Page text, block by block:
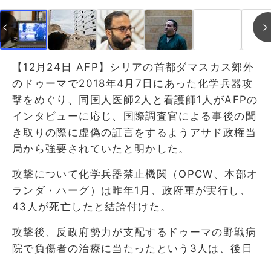
【12月24日 AFP】シリアの首都ダマスカス郊外
のドゥーマで2018年4月7日にあった化学兵器攻
撃をめぐり、同国人医師2人と看護師1人がAFPの
インタビューに応じ、国際調査官による事後の聞
き取りの際に虚偽の証言をするようアサド政権当
局から強要されていたと明かした。
攻撃について化学兵器禁止機関（OPCW、本部オ
ランダ・ハーグ）は昨年1月、政府軍が実行し、
43人が死亡したと結論付けた。
攻撃後、反政府勢力が支配するドゥーマの野戦病
院で負傷者の治療に当たったという3人は、後日